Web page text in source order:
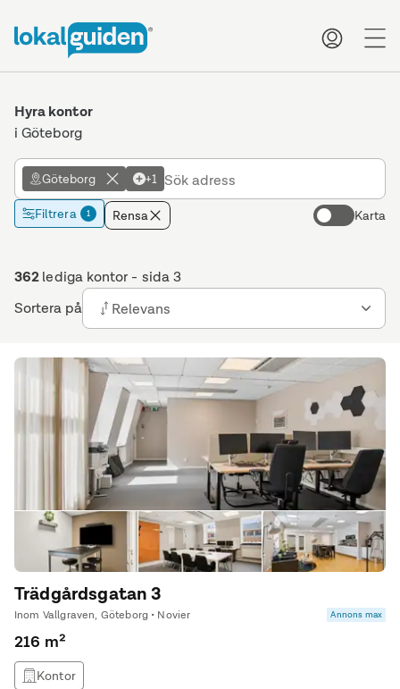
Hyra kontor
i Göteborg
Göteborg +1
Filtrera 1 Rensa Karta
362lediga kontor - sida 3
Sortera på
Relevans
Trädgårdsgatan 3
Inom Vallgraven, Göteborg • Novier Annons max
216 m²
Kontor